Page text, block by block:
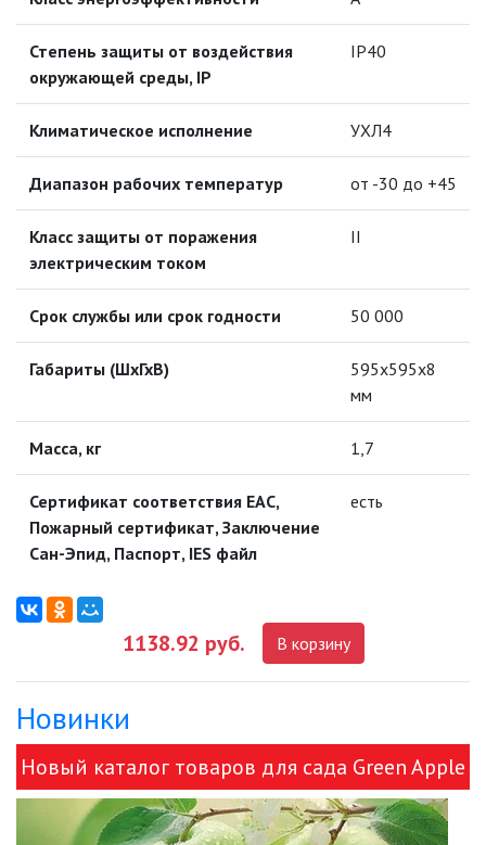
ПРОТИВОМОСКИТНЫЕ ЛАМПЫ
СЕТЕВЫЕ ФИЛЬТРЫ, СИЛОВЫЕ
РАЗЪЕМЫ И УДЛИНИТЕЛИ,
СИСТЕМЫ ПОЛИВА
ТОЧЕЧНЫЕ СВЕТИЛЬНИКИ
ЭЛЕКТРОУСТАНОВОЧНЫЕ
ИЗДЕЛИЯ
ЭЛЕМЕНТЫ ПИТАНИЯ
НОВОСТИ
Степень защиты от воздействия
окружающей среды, IP
IP40
Климатическое исполнение УХЛ4
Диапазон рабочих температур от -30 до +45
Класс защиты от поражения
электрическим током
II
Срок службы или срок годности 50 000
Габариты (ШхГхВ)
595х595х8
мм
Масса, кг 1,7
Сертификат соответствия EAC,
Пожарный сертификат, Заключение
Сан-Эпид, Паспорт, IES файл
есть
1138.92 руб. В корзину
Новинки
Новый каталог товаров для сада Green Apple
и ЭРА!